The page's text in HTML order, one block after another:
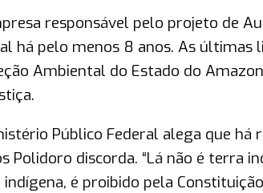
responsável pelo projeto de
há pelo menos 8 anos. As
Ambiental do Estado do
Público Federal alega que
Polidoro discorda. “Lá não é terra
é proibido pela